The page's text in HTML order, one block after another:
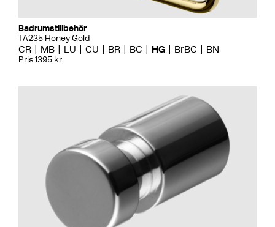
Badrumstillbehör
TA235 Honey Gold
CR MB LU CU BR BC HG BrBC BN
Pris 1395 kr